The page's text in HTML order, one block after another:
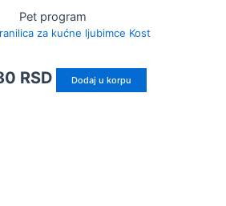
Pet program
za kućne ljubimce Kost
RSD Dodaj u korpu